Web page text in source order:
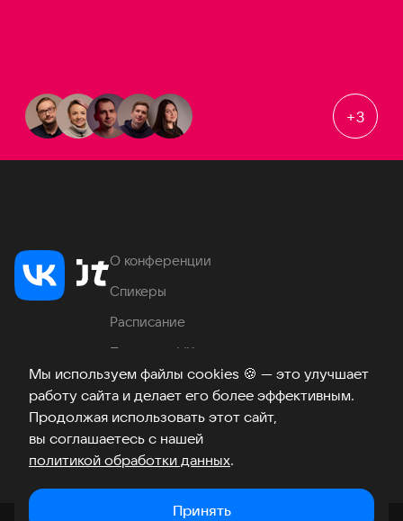
Мы используем файлы cookies 🍪 — это улучшает
работу сайта и делает его более эффективным.
Продолжая использовать этот сайт,
вы соглашаетесь с нашей
политикой обработки данных.
Принять
+3
О конференции
Спикеры
Расписание
Продукты VK
Место проведения
Часто задаваемые вопросы
ТелеграмВКонтакте
Хабр
Возникли вопросы? ©2026